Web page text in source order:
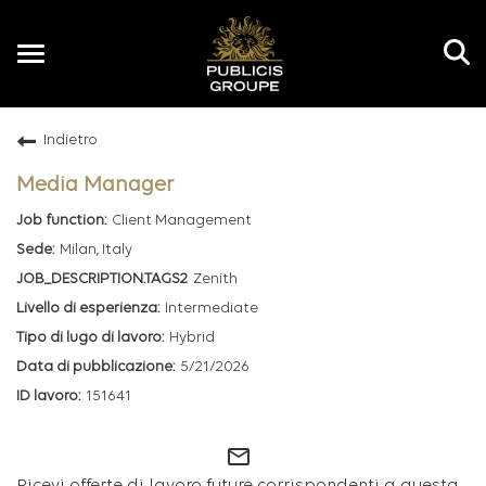
Toggle
Indietro
Media Manager
Client Management
Milan, Italy
Zenith
Intermediate
Hybrid
5/21/2026
151641
mail_outline